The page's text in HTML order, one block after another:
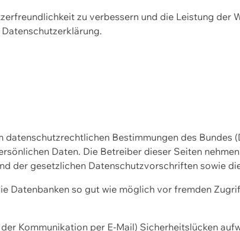
zu verbessern und die Leistung der
Datenschutzerklärung.
Bestimmungen des Bundes
Daten. Die Betreiber dieser Seiten
der gesetzlichen Datenschutzvorschriften sowie
Datenbanken so gut wie möglich vor fremden
Kommunikation per E-Mail) Sicherheitslücken